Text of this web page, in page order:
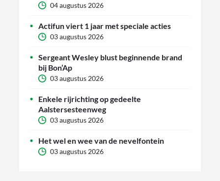
04 augustus 2026
Actifun viert 1 jaar met speciale acties
03 augustus 2026
Sergeant Wesley blust beginnende brand
bij Bon’Ap
03 augustus 2026
Enkele rijrichting op gedeelte
Aalstersesteenweg
03 augustus 2026
Het wel en wee van de nevelfontein
03 augustus 2026